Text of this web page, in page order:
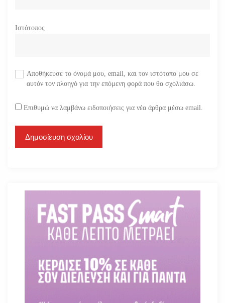
Ιστότοπος
Αποθήκευσε το όνομά μου, email, και τον ιστότοπο μου σε
αυτόν τον πλοηγό για την επόμενη φορά που θα σχολιάσω.
Επιθυμώ να λαμβάνω ειδοποιήσεις για νέα άρθρα μέσω email.